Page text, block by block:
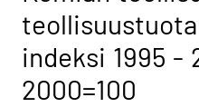
indeksi 1995 -
2000=100